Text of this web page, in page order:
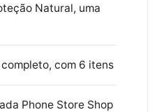
Natural, uma
com 6 itens
Phone Store Shop